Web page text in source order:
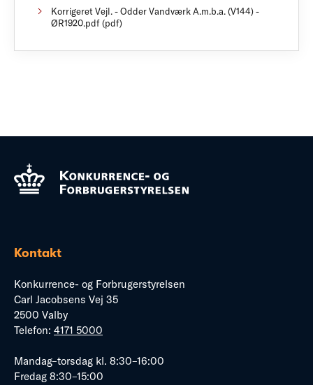
Korrigeret Vejl. - Odder Vandværk A.m.b.a. (V144) -
ØR1920.pdf (pdf)
Kontakt
Konkurrence- og Forbrugerstyrelsen
Carl Jacobsens Vej 35
2500 Valby
Telefon: 4171 5000
Mandag–torsdag kl. 8:30–16:00
Fredag 8:30–15:00